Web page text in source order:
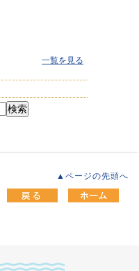
一覧を見る
▲ページの先頭へ